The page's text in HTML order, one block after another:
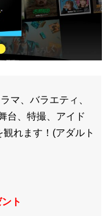
マ、バラエティ、
台、特撮、アイド
れます！(アダルト
ト